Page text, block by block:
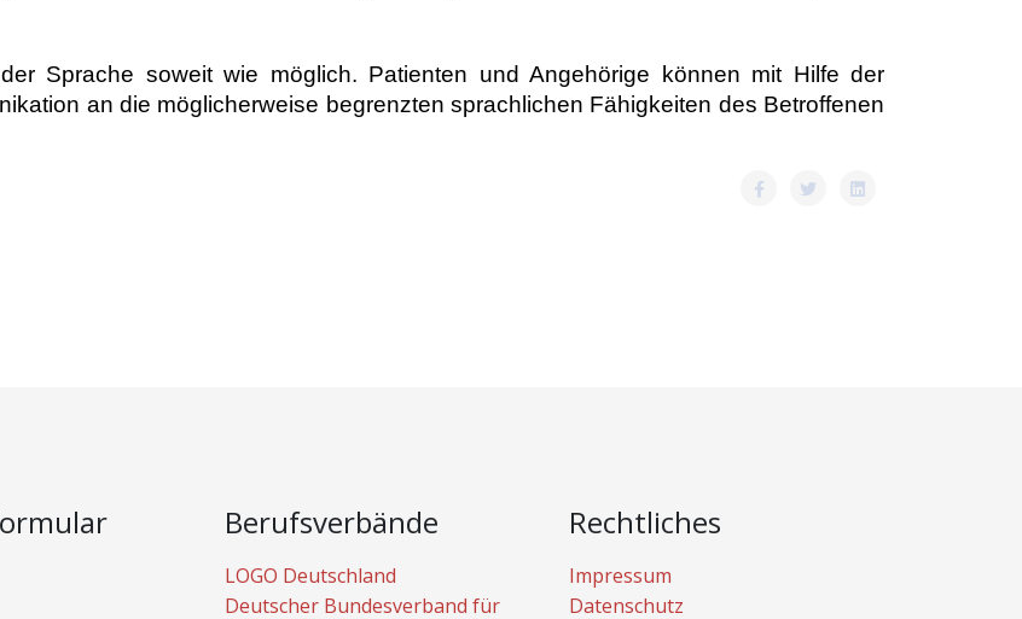
Sprache soweit wie möglich. Patienten und Angehörige können mit Hilfe der
an die möglicherweise begrenzten sprachlichen Fähigkeiten des Betroffenen
Berufsverbände
LOGO Deutschland
Deutscher Bundesverband für
Rechtliches
Impressum
Datenschutz